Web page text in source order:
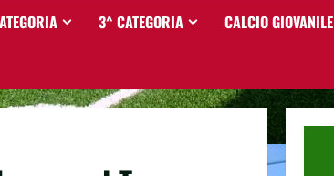
3^ CATEGORIA CALCIO GIOVANILE